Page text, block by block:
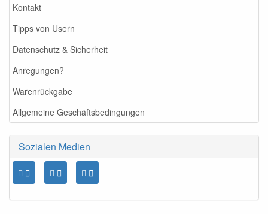
Kontakt
Tipps von Usern
Datenschutz & Sicherheit
Anregungen?
Warenrückgabe
Allgemeine Geschäftsbedingungen
Sozialen Medien